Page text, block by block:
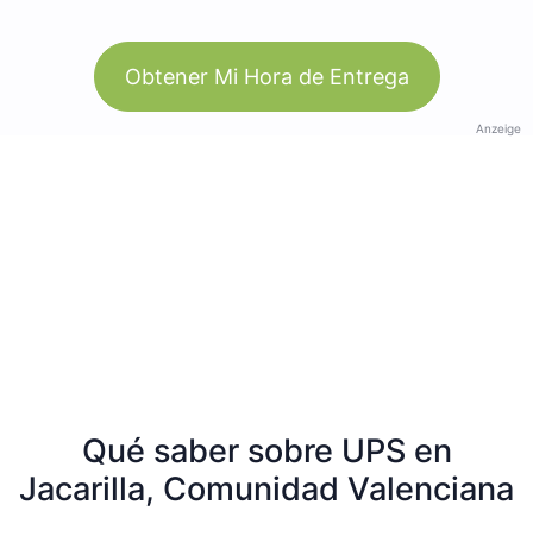
Obtener Mi Hora de Entrega
Anzeige
Qué saber sobre UPS en
Jacarilla, Comunidad Valenciana